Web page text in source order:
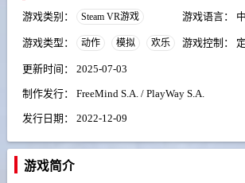
游戏类别： Steam VR游戏 游戏语言：
游戏类型： 动作 模拟 欢乐 游戏控制：
更新时间： 2025-07-03
制作发行： FreeMind S.A. / PlayWay S.A.
发行日期： 2022-12-09
游戏简介